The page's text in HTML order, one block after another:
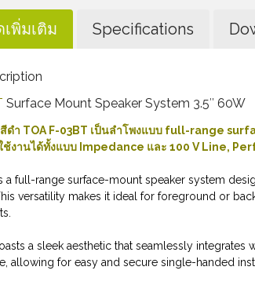
เพิ่มเติม Specifications
Surface Mount Speaker System 3.5″ 60W
ดำ TOA F-03BT เป็นลำโพงแบบ full-range
ช้งานได้ทั้งแบบ Impedance และ 100 V Line,
a full-range surface-mount speaker system
versatility makes it ideal for foreground or
a sleek aesthetic that seamlessly
allowing for easy and secure single-handed